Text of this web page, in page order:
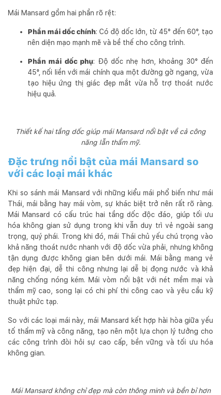
Mái Mansard gồm hai phần rõ rệt:
Phần mái dốc chính: Có độ dốc lớn, từ 45° đến 60°, tạo
nên diện mạo mạnh mẽ và bề thế cho công trình.
Phần mái dốc phụ: Độ dốc nhẹ hơn, khoảng 30° đến
45°, nối liền với mái chính qua một đường gờ ngang, vừa
tạo hiệu ứng thị giác đẹp mắt vừa hỗ trợ thoát nước
hiệu quả.
Thiết kế hai tầng dốc giúp mái Mansard nổi bật về cả công
năng lẫn thẩm mỹ.
Đặc trưng nổi bật của mái Mansard so
với các loại mái khác
Khi so sánh mái Mansard với những kiểu mái phổ biến như mái
Thái, mái bằng hay mái vòm, sự khác biệt trở nên rất rõ ràng.
Mái Mansard có cấu trúc hai tầng dốc độc đáo, giúp tối ưu
hóa không gian sử dụng trong khi vẫn duy trì vẻ ngoài sang
trọng, quý phái. Trong khi đó, mái Thái chủ yếu chú trọng vào
khả năng thoát nước nhanh với độ dốc vừa phải, nhưng không
tận dụng được không gian bên dưới mái. Mái bằng mang vẻ
đẹp hiện đại, dễ thi công nhưng lại dễ bị đọng nước và khả
năng chống nóng kém. Mái vòm nổi bật với nét mềm mại và
thẩm mỹ cao, song lại có chi phí thi công cao và yêu cầu kỹ
thuật phức tạp.
So với các loại mái này, mái Mansard kết hợp hài hòa giữa yếu
tố thẩm mỹ và công năng, tạo nên một lựa chọn lý tưởng cho
các công trình đòi hỏi sự cao cấp, bền vững và tối ưu hóa
không gian.
Mái Mansard không chỉ đẹp mà còn thông minh và bền bỉ hơn